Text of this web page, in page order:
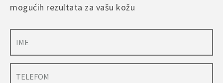
mogućih rezultata za vašu kožu